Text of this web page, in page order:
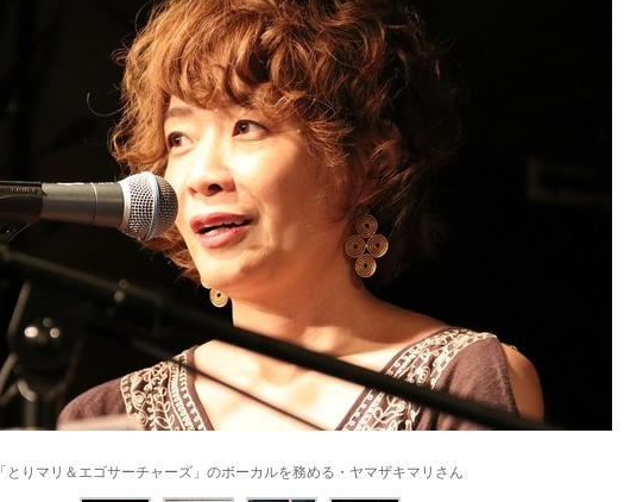
「とりマリ＆エゴサーチャーズ」のボーカルを務める・ヤマザキマリさん